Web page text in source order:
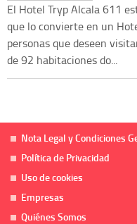
El Hotel Tryp Alcala 611
que lo convierte en un
personas que deseen
de 92 habitaciones do...
Nota Legal y Condiciones
Política de Privacidad
Uso de cookies
Empresas
Quiénes Somos